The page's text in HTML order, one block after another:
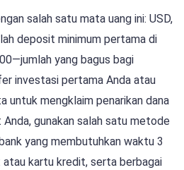
salah satu mata uang ini: USD,
deposit minimum pertama di
yang bagus bagi
investasi pertama Anda atau
untuk mengklaim penarikan dana
gunakan salah satu metode
yang membutuhkan waktu 3
atau kartu kredit, serta berbagai